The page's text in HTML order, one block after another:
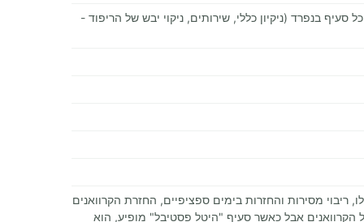
סעיף בנפרד (ניקיון כללי, שירותים, ניקוי יבש של הריפוד -
מסירות והחזרות בימים ספציפיים, החזרת הקרוואנים
אבל כאשר סעיף "היטל פסטיבל" מופיע, הוא